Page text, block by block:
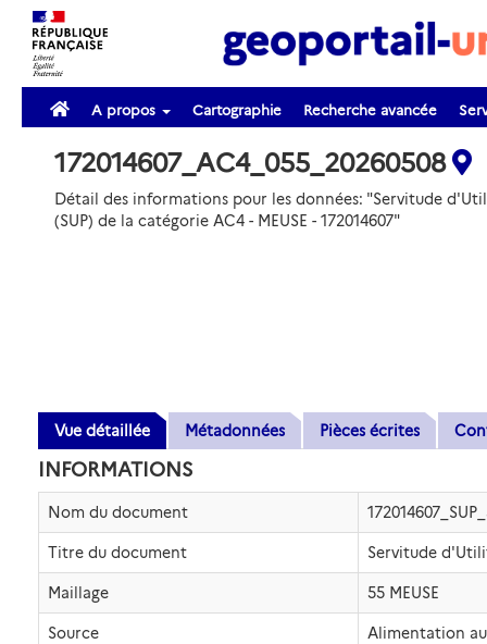
A propos Cartographie Recherche avancée
172014607_AC4_055_20260508
Détail des informations pour les données: "Servitude
(SUP) de la catégorie AC4 - MEUSE - 172014607"
Vue détaillée Métadonnées Pièces écrites
INFORMATIONS
Nom du document
Titre du document Servitude
Maillage 55 MEUSE
Source Alimentation